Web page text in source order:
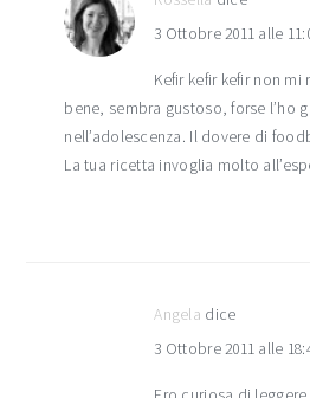
3 Ottobre 2011 alle
Kefir kefir kefir non mi
bene, sembra gustoso, forse l’ho
nell’adolescenza. Il dovere di
La tua ricetta invoglia molto
Angela dice
3 Ottobre 2011 alle